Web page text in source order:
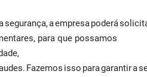
segurança, a empresa poderá
para que possamos
Fazemos isso para garantir a